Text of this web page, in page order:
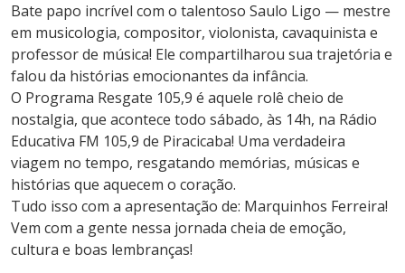
Bate papo incrível com o talentoso Saulo Ligo — mestre
em musicologia, compositor, violonista, cavaquinista e
professor de música! Ele compartilharou sua trajetória e
falou da histórias emocionantes da infância.
O Programa Resgate 105,9 é aquele rolê cheio de
nostalgia, que acontece todo sábado, às 14h, na Rádio
Educativa FM 105,9 de Piracicaba! Uma verdadeira
viagem no tempo, resgatando memórias, músicas e
histórias que aquecem o coração.
Tudo isso com a apresentação de: Marquinhos Ferreira!
Vem com a gente nessa jornada cheia de emoção,
cultura e boas lembranças!